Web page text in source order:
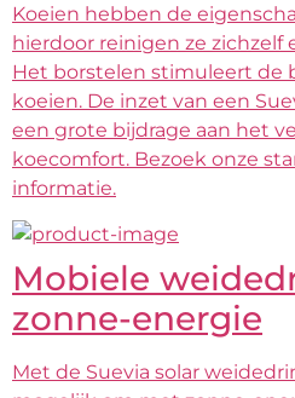
Koeien hebben de
hierdoor reinigen ze zichzelf
Het borstelen stimuleert de
koeien. De inzet van een
een grote bijdrage aan het
koecomfort. Bezoek onze
informatie.
Mobiele
zonne-energie
Met de Suevia solar